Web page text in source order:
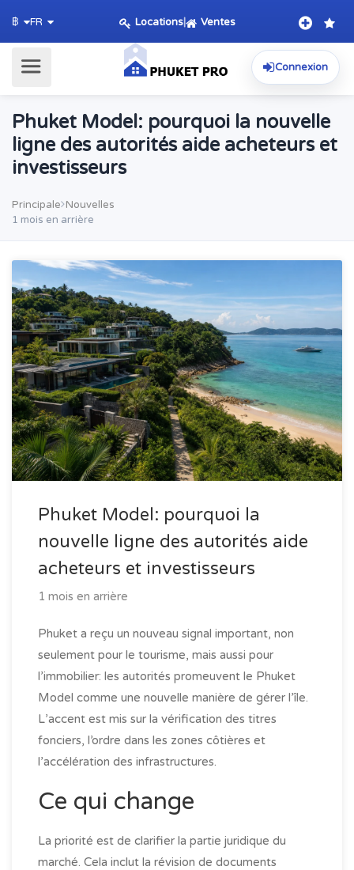
฿ FR Locations| Ventes
Connexion
Phuket Model: pourquoi la nouvelle
ligne des autorités aide acheteurs et
investisseurs
Principale Nouvelles
1 mois en arrière
Phuket Model: pourquoi la
nouvelle ligne des autorités aide
acheteurs et investisseurs
1 mois en arrière
Phuket a reçu un nouveau signal important, non
seulement pour le tourisme, mais aussi pour
l’immobilier: les autorités promeuvent le Phuket
Model comme une nouvelle manière de gérer l’île.
L’accent est mis sur la vérification des titres
fonciers, l’ordre dans les zones côtières et
l’accélération des infrastructures.
Ce qui change
La priorité est de clarifier la partie juridique du
marché. Cela inclut la révision de documents